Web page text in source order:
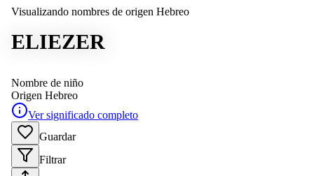
Visualizando nombres de origen Hebreo
ELIEZER
Nombre de niño
Origen Hebreo
Ver significado completo
Guardar
Filtrar